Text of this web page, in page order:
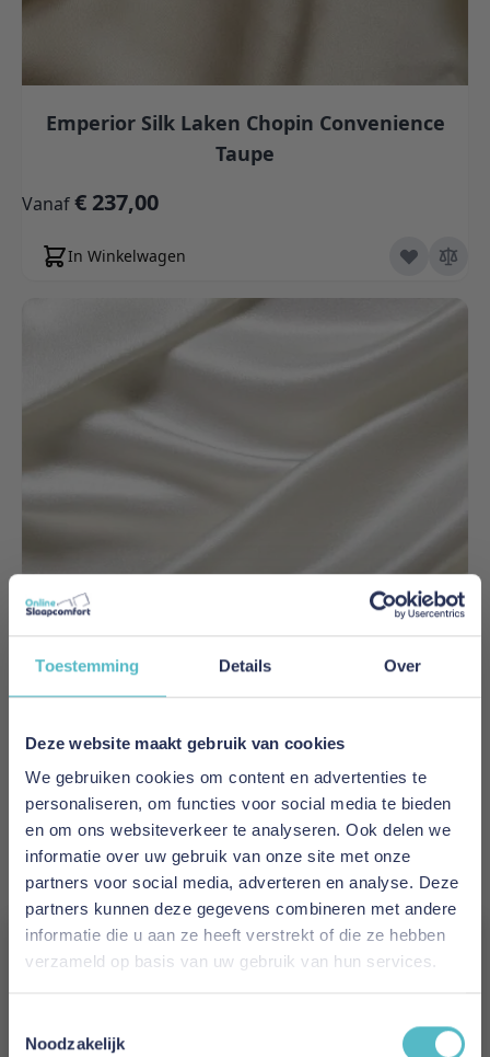
Toestemming Details Over
Deze website maakt gebruik van cookies
We gebruiken cookies om content en advertenties te
personaliseren, om functies voor social media te bieden
en om ons websiteverkeer te analyseren. Ook delen we
informatie over uw gebruik van onze site met onze
partners voor social media, adverteren en analyse. Deze
partners kunnen deze gegevens combineren met andere
informatie die u aan ze heeft verstrekt of die ze hebben
verzameld op basis van uw gebruik van hun services.
Noodzakelijk
Emperior Silk Laken Chopin Convenience
Taupe
Vanaf€ 237,00
In Winkelwagen
Emperior Silk Laken Chopin Convenience
Ivoorwit
Vanaf€ 237,00
In Winkelwagen